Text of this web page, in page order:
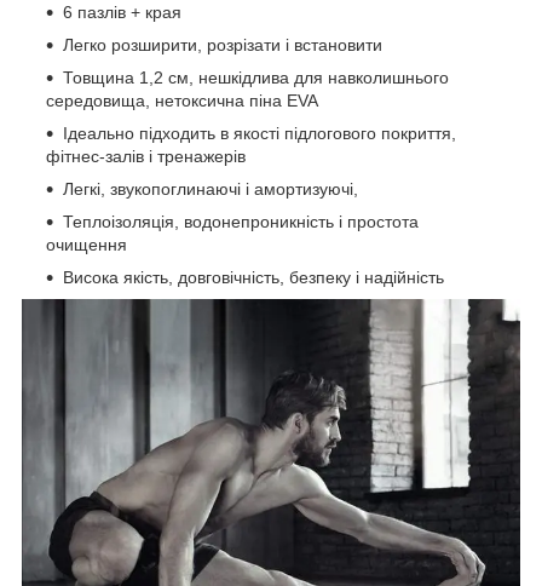
6 пазлів + края
Легко розширити, розрізати і встановити
Товщина 1,2 см, нешкідлива для навколишнього
середовища, нетоксична піна EVA
Ідеально підходить в якості підлогового покриття,
фітнес-залів і тренажерів
Легкі, звукопоглинаючі і амортизуючі,
Теплоізоляція, водонепроникність і простота
очищення
Висока якість, довговічність, безпеку і надійність